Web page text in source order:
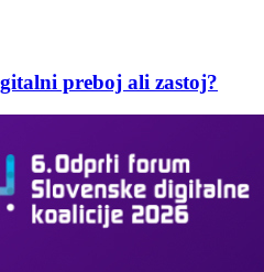
preboj ali zastoj?